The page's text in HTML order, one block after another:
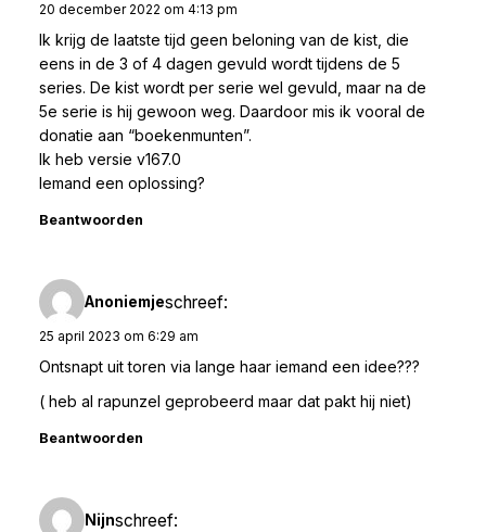
20 december 2022 om 4:13 pm
Ik krijg de laatste tijd geen beloning van de kist, die
eens in de 3 of 4 dagen gevuld wordt tijdens de 5
series. De kist wordt per serie wel gevuld, maar na de
5e serie is hij gewoon weg. Daardoor mis ik vooral de
donatie aan “boekenmunten”.
Ik heb versie v167.0
Iemand een oplossing?
Beantwoorden
Anoniemjeschreef:
25 april 2023 om 6:29 am
Ontsnapt uit toren via lange haar iemand een idee???
( heb al rapunzel geprobeerd maar dat pakt hij niet)
Beantwoorden
Nijnschreef: